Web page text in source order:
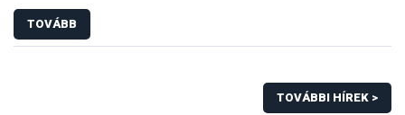
TOVÁBB
TOVÁBBI HÍREK >